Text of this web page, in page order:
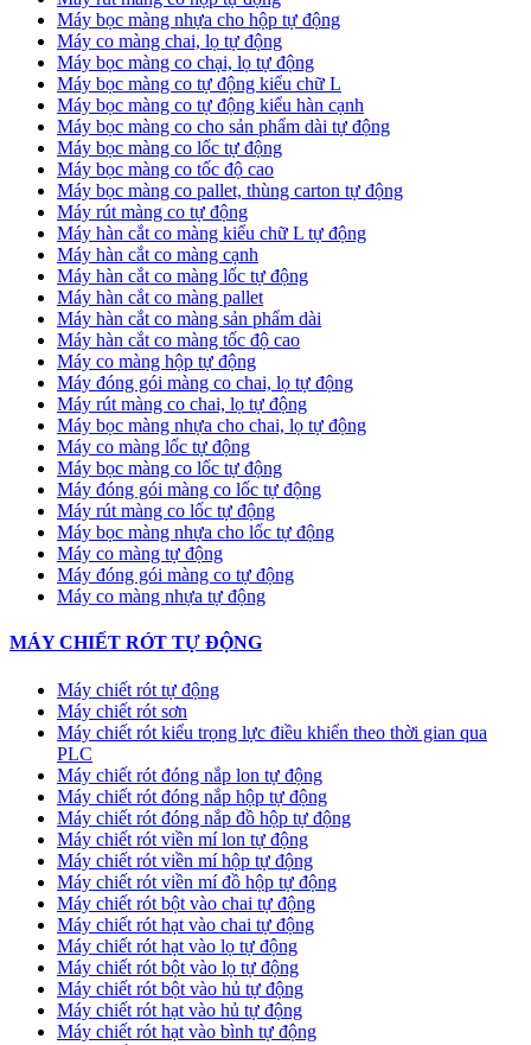
Máy bọc màng nhựa cho hộp tự động
Máy co màng chai, lọ tự động
Máy bọc màng co chại, lọ tự động
Máy bọc màng co tự động kiểu chữ L
Máy bọc màng co tự động kiểu hàn cạnh
Máy bọc màng co cho sản phẩm dài tự động
Máy bọc màng co lốc tự động
​Máy bọc màng co tốc độ cao
Máy bọc màng co pallet, thùng carton tự động
​Máy rút màng co tự động
​Máy hàn cắt co màng kiểu chữ L tự động
​Máy hàn cắt co màng cạnh
​Máy hàn cắt co màng lốc tự động
​Máy hàn cắt co màng pallet
​Máy hàn cắt co màng sản phẩm dài
​Máy hàn cắt co màng tốc độ cao
Máy co màng hộp tự động
Máy đóng gói màng co chai, lọ tự động
Máy rút màng co chai, lọ tự động
Máy bọc màng nhựa cho chai, lọ tự động
Máy co màng lốc tự động
Máy bọc màng co lốc tự động
Máy đóng gói màng co lốc tự động
Máy rút màng co lốc tự động
Máy bọc màng nhựa cho lốc tự động
Máy co màng tự động
Máy đóng gói màng co tự động
Máy co màng nhựa tự động
MÁY CHIẾT RÓT TỰ ĐỘNG
Máy chiết rót tự động
Máy chiết rót sơn
Máy chiết rót kiểu trọng lực điều khiển theo thời gian qua
PLC
Máy chiết rót đóng nắp lon tự động
Máy chiết rót đóng nắp hộp tự động
Máy chiết rót đóng nắp đồ hộp tự động
Máy chiết rót viền mí lon tự động
Máy chiết rót viền mí hộp tự động
Máy chiết rót viền mí đồ hộp tự động
Máy chiết rót bột vào chai tự động
Máy chiết rót hạt vào chai tự động
Máy chiết rót hạt vào lọ tự động
Máy chiết rót bột vào lọ tự động
Máy chiết rót bột vào hủ tự động
Máy chiết rót hạt vào hủ tự động
Máy chiết rót hạt vào bình tự động